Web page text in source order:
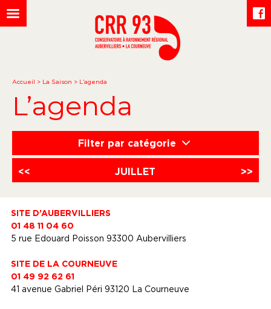
Accueil > La Saison > L’agenda
L’agenda
Filter par catégorie
<< JUILLET >>
SITE D’AUBERVILLIERS
01 48 11 04 60
5 rue Edouard Poisson 93300 Aubervilliers
SITE DE LA COURNEUVE
01 49 92 62 61
41 avenue Gabriel Péri 93120 La Courneuve